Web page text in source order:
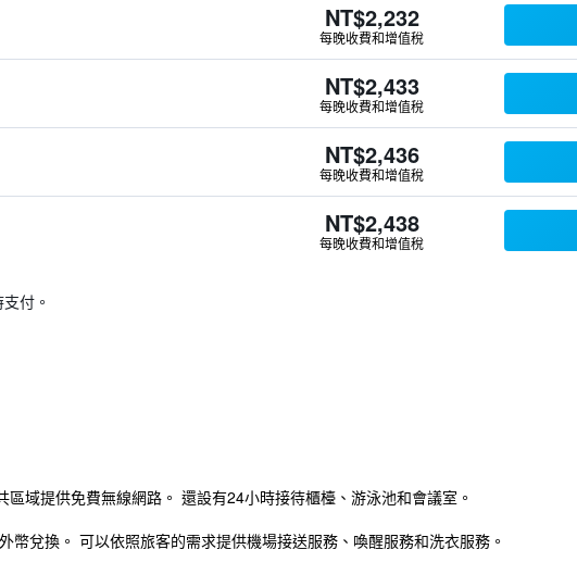
NT$2,232
每晚收費和增值稅
NT$2,433
每晚收費和增值稅
NT$2,436
每晚收費和增值稅
NT$2,438
每晚收費和增值稅
付。
域提供免費無線網路。 還設有24小時接待櫃檯、游泳池和會議室。
幣兌換。 可以依照旅客的需求提供機場接送服務、喚醒服務和洗衣服務。